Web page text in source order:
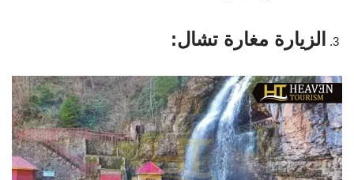
الزيارة مغارة تشال: